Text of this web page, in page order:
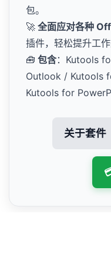
包。
🚀 全面应对各种
插件，轻松提升工作
🧰 包含：Kutools
Outlook / Kutools
Kutools for
关于套件